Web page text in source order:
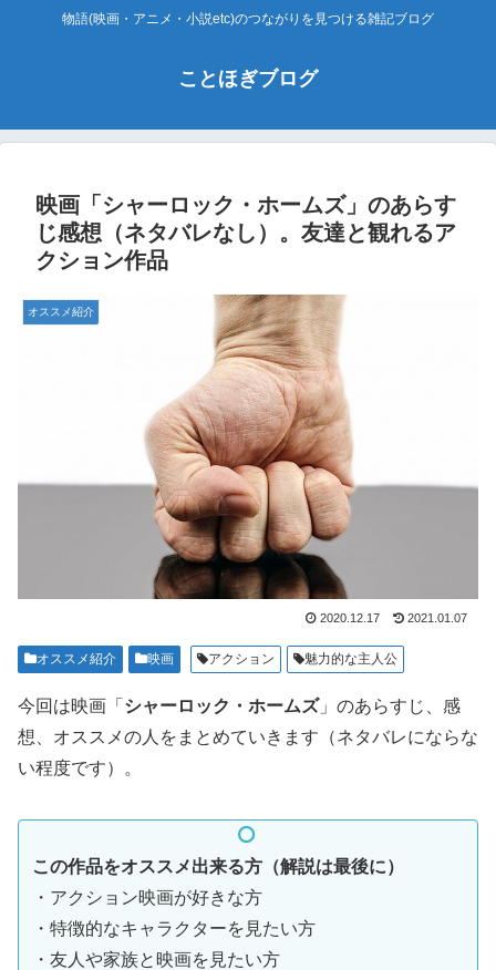
物語(映画・アニメ・小説etc)のつながりを見つける雑記ブログ
ことほぎブログ
映画「シャーロック・ホームズ」のあらす
じ感想（ネタバレなし）。友達と観れるア
クション作品
オススメ紹介
2020.12.17 2021.01.07
オススメ紹介 映画 アクション 魅力的な主人公
今回は映画「 シャーロック・ホームズ」のあらすじ、感
想、オススメの人をまとめていきます（ネタバレにならな
い程度です）。
この作品をオススメ出来る方（解説は最後に）
・アクション映画が好きな方
・特徴的なキャラクターを見たい方
・友人や家族と映画を見たい方